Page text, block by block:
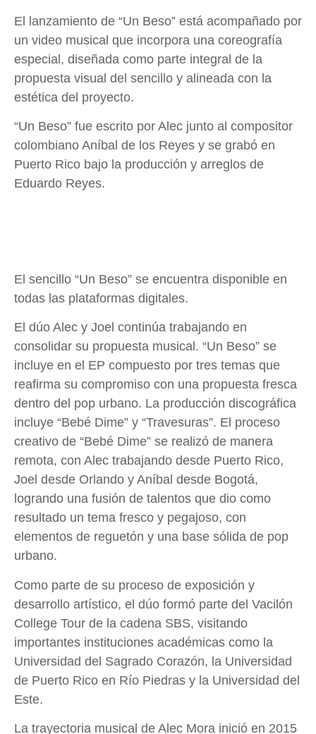
El lanzamiento de “Un Beso” está acompañado por
un video musical que incorpora una coreografía
especial, diseñada como parte integral de la
propuesta visual del sencillo y alineada con la
estética del proyecto.
“Un Beso” fue escrito por Alec junto al compositor
colombiano Aníbal de los Reyes y se grabó en
Puerto Rico bajo la producción y arreglos de
Eduardo Reyes.
El sencillo “Un Beso” se encuentra disponible en
todas las plataformas digitales.
El dúo Alec y Joel continúa trabajando en
consolidar su propuesta musical. “Un Beso” se
incluye en el EP compuesto por tres temas que
reafirma su compromiso con una propuesta fresca
dentro del pop urbano. La producción discográfica
incluye “Bebé Dime” y “Travesuras”. El proceso
creativo de “Bebé Dime” se realizó de manera
remota, con Alec trabajando desde Puerto Rico,
Joel desde Orlando y Aníbal desde Bogotá,
logrando una fusión de talentos que dio como
resultado un tema fresco y pegajoso, con
elementos de reguetón y una base sólida de pop
urbano.
Como parte de su proceso de exposición y
desarrollo artístico, el dúo formó parte del Vacilón
College Tour de la cadena SBS, visitando
importantes instituciones académicas como la
Universidad del Sagrado Corazón, la Universidad
de Puerto Rico en Río Piedras y la Universidad del
Este.
La trayectoria musical de Alec Mora inició en 2015